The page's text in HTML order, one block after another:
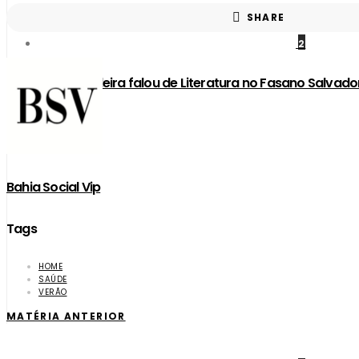
2
Carla Madeira falou de Literatura no Fasano
SHARE
Bahia Social Vip
Tags
HOME
SAÚDE
VERÃO
MATÉRIA ANTERIOR